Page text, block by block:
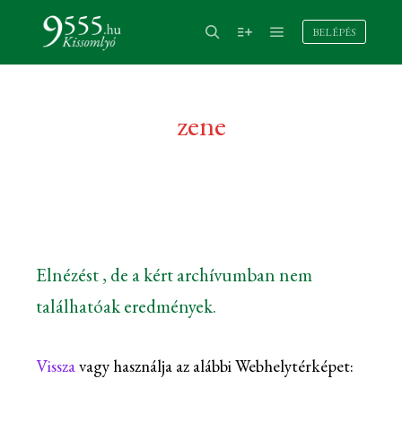
BELÉPÉS
zene
Elnézést , de a kért archívumban nem
találhatóak eredmények.
Visszavagy használja az alábbi Webhelytérképet: